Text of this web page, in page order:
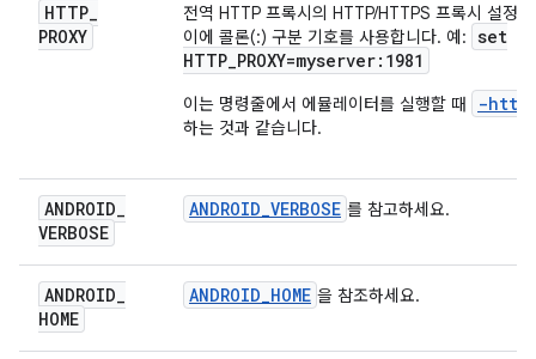
HTTP_
PROXY
전역 HTTP 프록시의 HTTP/HTTPS 프록시 설정
이에 콜론(:) 구분 기호를 사용합니다. 예: set
HTTP_PROXY=myserver:1981
이는 명령줄에서 에뮬레이터를 실행할 때 -
하는 것과 같습니다.
ANDROID_
VERBOSE
ANDROID_VERBOSE 를 참고하세요.
ANDROID_
HOME
ANDROID_HOME 을 참조하세요.